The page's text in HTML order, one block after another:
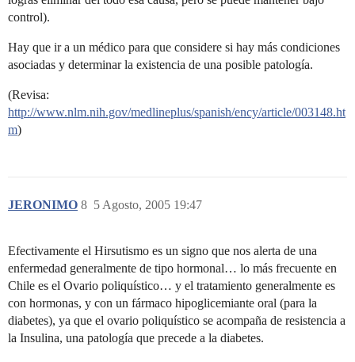
control).
Hay que ir a un médico para que considere si hay más condiciones
asociadas y determinar la existencia de una posible patología.
(Revisa:
http://www.nlm.nih.gov/medlineplus/spanish/ency/article/003148.ht
m)
JERONIMO 5 Agosto, 2005 19:47
8
Efectivamente el Hirsutismo es un signo que nos alerta de una
enfermedad generalmente de tipo hormonal… lo más frecuente en
Chile es el Ovario poliquístico… y el tratamiento generalmente es
con hormonas, y con un fármaco hipoglicemiante oral (para la
diabetes), ya que el ovario poliquístico se acompaña de resistencia a
la Insulina, una patología que precede a la diabetes.